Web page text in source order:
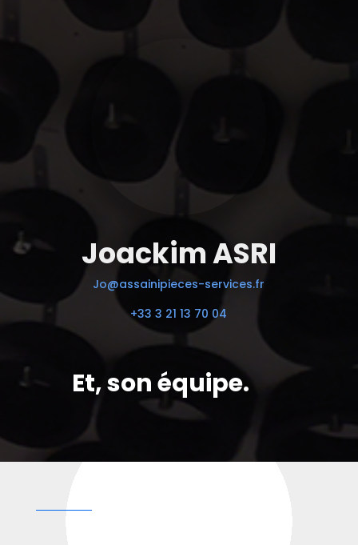
Joackim ASRI
Jo@assainipieces-services.fr
+33 3 21 13 70 04
Et, son équipe.